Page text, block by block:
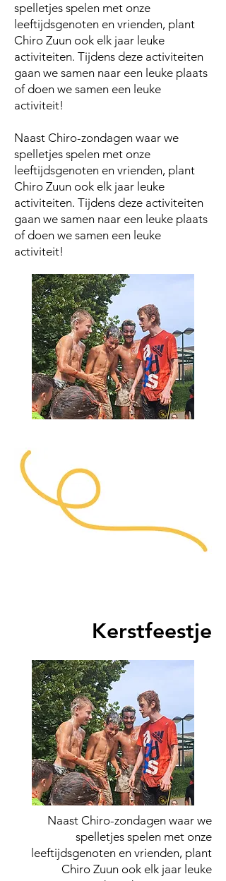
spelletjes spelen met onze
leeftijdsgenoten en vrienden, plant
Chiro Zuun ook elk jaar leuke
activiteiten. Tijdens deze activiteiten
gaan we samen naar een leuke plaats
of doen we samen een leuke
activiteit!
Naast Chiro-zondagen waar we
spelletjes spelen met onze
leeftijdsgenoten en vrienden, plant
Chiro Zuun ook elk jaar leuke
activiteiten. Tijdens deze activiteiten
gaan we samen naar een leuke plaats
of doen we samen een leuke
activiteit!
Kerstfeestje
Naast Chiro-zondagen waar we
spelletjes spelen met onze
leeftijdsgenoten en vrienden, plant
Chiro Zuun ook elk jaar leuke